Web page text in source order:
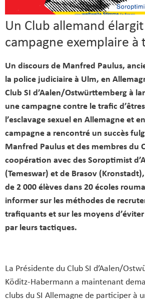
Un Club allemand élargit
campagne exemplaire à
Un discours de Manfred Paulus,
la police judiciaire à Ulm, en
Club SI d’Aalen/Ostwürttemberg à
une campagne contre le trafic
l’esclavage sexuel en Allemagne et
campagne a rencontré un succès
Manfred Paulus et des membres du
coopération avec des Soroptimist
(Temeswar) et de Brasov
de 2 000 élèves dans 20 écoles
informer sur les méthodes de
trafiquants et sur les moyens
par leurs tactiques.
La Présidente du Club SI d’Aalen/
Köditz-Habermann a maintenant
clubs du SI Allemagne de participer à